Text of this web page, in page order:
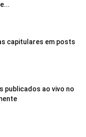
capitulares em posts
publicados ao vivo no